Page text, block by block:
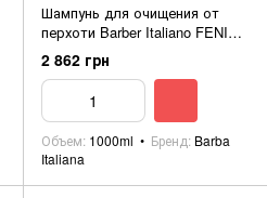
Шампунь для очищения от
перхоти Barber Italiano FENICE
1000ml
2 862 грн
Объем 1000ml Бренд Barba
Italiana